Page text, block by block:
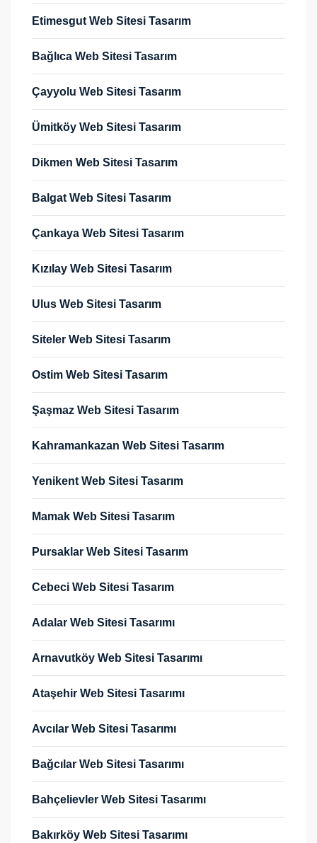
Etimesgut Web Sitesi Tasarım
Bağlıca Web Sitesi Tasarım
Çayyolu Web Sitesi Tasarım
Ümitköy Web Sitesi Tasarım
Dikmen Web Sitesi Tasarım
Balgat Web Sitesi Tasarım
Çankaya Web Sitesi Tasarım
Kızılay Web Sitesi Tasarım
Ulus Web Sitesi Tasarım
Siteler Web Sitesi Tasarım
Ostim Web Sitesi Tasarım
Şaşmaz Web Sitesi Tasarım
Kahramankazan Web Sitesi Tasarım
Yenikent Web Sitesi Tasarım
Mamak Web Sitesi Tasarım
Pursaklar Web Sitesi Tasarım
Cebeci Web Sitesi Tasarım
Adalar Web Sitesi Tasarımı
Arnavutköy Web Sitesi Tasarımı
Ataşehir Web Sitesi Tasarımı
Avcılar Web Sitesi Tasarımı
Bağcılar Web Sitesi Tasarımı
Bahçelievler Web Sitesi Tasarımı
Bakırköy Web Sitesi Tasarımı